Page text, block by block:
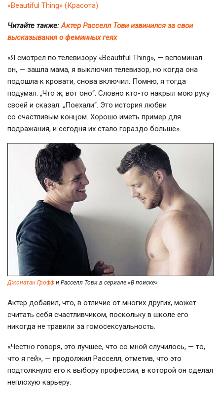
«Beautiful Thing» (Красота).
Читайте также:Актер Расселл Тови извинился за свои
высказывания о феминных геях
«Я смотрел по телевизору «Beautiful Thing», — вспоминал
он, — зашла мама, я выключил телевизор, но когда она
подошла к кровати, снова включил. Помню, я тогда
подумал: „Что ж, вот оно“. Словно кто-то накрыл мою руку
своей и сказал: „Поехали“. Это история любви
со счастливым концом. Хорошо иметь пример для
подражания, и сегодня их стало гораздо больше».
Джонатан Грофф и Расселл Тови в сериале «В поиске»
Актер добавил, что, в отличие от многих других, может
считать себя счастливчиком, поскольку в школе его
никогда не травили за гомосексуальность.
«Честно говоря, это лучшее, что со мной случилось, — то,
что я гей», — продолжил Расселл, отметив, что это
подтолкнуло его к выбору профессии, в которой он сделал
неплохую карьеру.